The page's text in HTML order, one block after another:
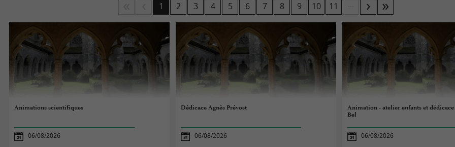
1 2 3 4 5 6 7 8 9 10 11
Animations scientifiques
06/08/2026
Dédicace Agnès Prévost
06/08/2026
Animation - atelier enfants et
Bel
06/08/2026